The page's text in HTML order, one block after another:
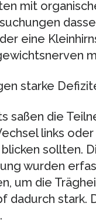
mit
eine
starke
saßen die
links
sollten.
wurden
um die
dadurch stark.